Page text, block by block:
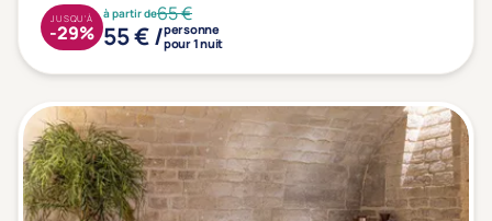
à partir de65 €
55 € /personne
pour 1 nuit
JUSQU'À
-29%